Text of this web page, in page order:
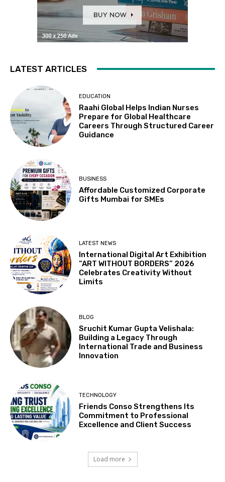
LATEST ARTICLES
EDUCATION
Raahi Global Helps Indian Nurses
Prepare for Global Healthcare
Careers Through Structured Career
Guidance
BUSINESS
Affordable Customized Corporate
Gifts Mumbai for SMEs
LATEST NEWS
International Digital Art Exhibition
“ART WITHOUT BORDERS” 2026
Celebrates Creativity Without
Limits
BLOG
Sruchit Kumar Gupta Velishala:
Building a Legacy Through
International Trade and Business
Innovation
TECHNOLOGY
Friends Conso Strengthens Its
Commitment to Professional
Excellence and Client Success
Load more